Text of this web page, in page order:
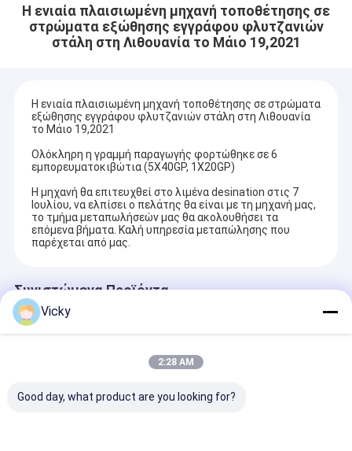
Η ενιαία πλαισιωμένη μηχανή τοποθέτησης σε
στρώματα εξώθησης εγγράφου φλυτζανιών
στάλη στη Λιθουανία το Μάιο 19,2021
Η ενιαία πλαισιωμένη μηχανή τοποθέτησης σε στρώματα
εξώθησης εγγράφου φλυτζανιών στάλη στη Λιθουανία
το Μάιο 19,2021
Ολόκληρη η γραμμή παραγωγής φορτώθηκε σε 6
εμπορευματοκιβώτια (5X40GP, 1X20GP)
Η μηχανή θα επιτευχθεί στο λιμένα desination στις 7
Ιουλίου, να ελπίσει ο πελάτης θα είναι με τη μηχανή μας,
το τμήμα μεταπωλήσεών μας θα ακολουθήσει τα
επόμενα βήματα. Καλή υπηρεσία μεταπώλησης που
παρέχεται από μας.
Συνιστώμενα Προϊόντα
Vicky
2:28 AM
Good day, what product are you looking for?